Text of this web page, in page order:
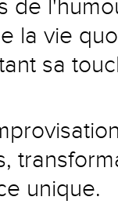
de
la vie
sa
unique.